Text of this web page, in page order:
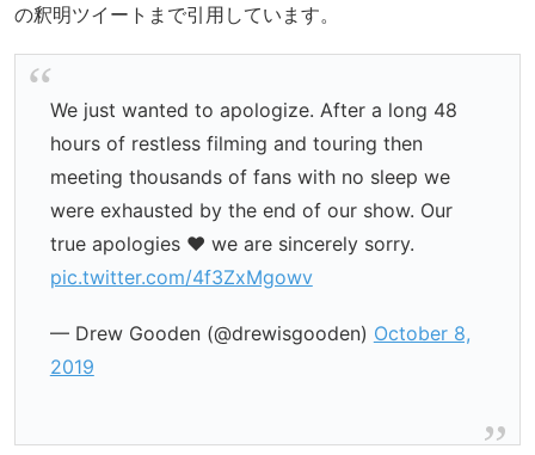
の釈明ツイートまで引用しています。
We just wanted to apologize. After a long 48
hours of restless filming and touring then
meeting thousands of fans with no sleep we
were exhausted by the end of our show. Our
true apologies ❤️ we are sincerely sorry.
pic.twitter.com/4f3ZxMgowv
— Drew Gooden (@drewisgooden) October 8,
2019